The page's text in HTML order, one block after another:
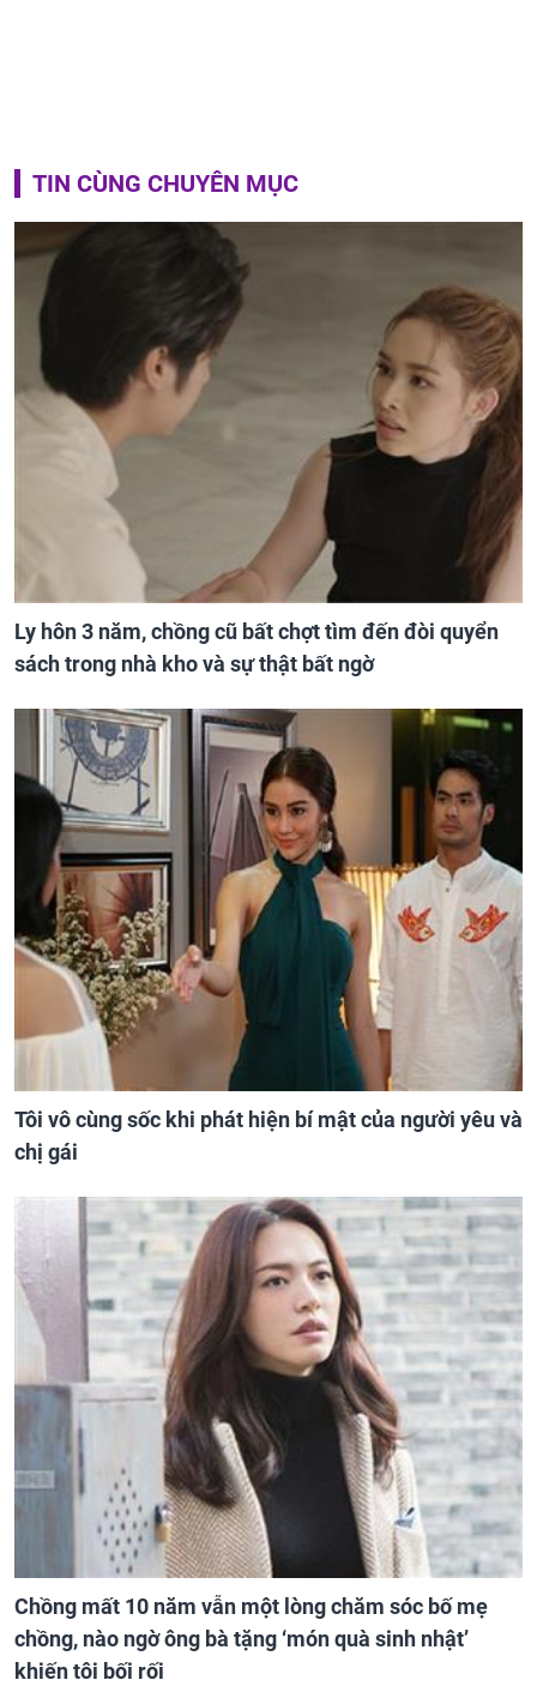
TIN CÙNG CHUYÊN MỤC
Ly hôn 3 năm, chồng cũ bất chợt tìm đến đòi quyển
sách trong nhà kho và sự thật bất ngờ
Tôi vô cùng sốc khi phát hiện bí mật của người yêu và
chị gái
Chồng mất 10 năm vẫn một lòng chăm sóc bố mẹ
chồng, nào ngờ ông bà tặng ‘món quà sinh nhật’
khiến tôi bối rối